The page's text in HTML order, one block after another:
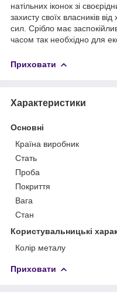
натільних іконок зі
захисту своїх власників
сил. Срібло має
часом так необхідно для
Приховати
Характеристики
Основні
Країна виробник
Стать
Проба
Покриття
Вага
Стан
Користувальницькі
Колір металу
Приховати